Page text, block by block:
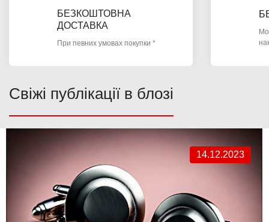
БЕЗКОШТОВНА
ДОСТАВКА
При певних умовах покупки *
Свіжі публікації в блозі
14.12.2023